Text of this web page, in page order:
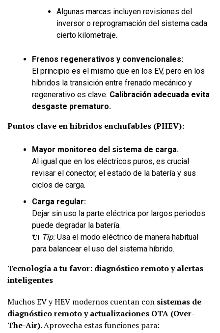
Algunas marcas incluyen revisiones del
inversor o reprogramación del sistema cada
cierto kilometraje.
Frenos regenerativos y convencionales:
El principio es el mismo que en los EV, pero en los
híbridos la transición entre frenado mecánico y
regenerativo es clave. Calibración adecuada evita
desgaste prematuro.
Puntos clave en híbridos enchufables (PHEV):
Mayor monitoreo del sistema de carga.
Al igual que en los eléctricos puros, es crucial
revisar el conector, el estado de la batería y sus
ciclos de carga.
Carga regular:
Dejar sin uso la parte eléctrica por largos periodos
puede degradar la batería.
🔌 Tip:Usa el modo eléctrico de manera habitual
para balancear el uso del sistema híbrido.
Tecnología a tu favor: diagnóstico remoto y alertas
inteligentes
Muchos EV y HEV modernos cuentan con sistemas de
diagnóstico remoto y actualizaciones OTA (Over-
The-Air). Aprovecha estas funciones para: